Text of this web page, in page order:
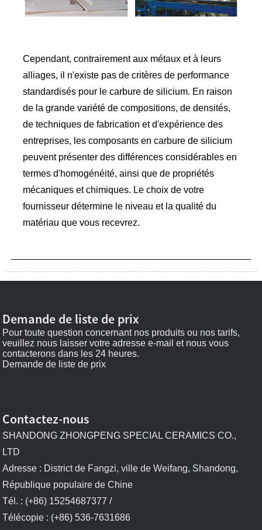
Cependant, contrairement aux métaux et à leurs
alliages, il n'existe pas de critères de performance
standardisés pour le carbure de silicium. En raison
de la grande variété de compositions, de densités,
de techniques de fabrication et d'expérience des
entreprises, les composants en carbure de silicium
peuvent présenter des différences considérables en
termes d'homogénéité, ainsi que de propriétés
mécaniques et chimiques. Le choix de votre
fournisseur détermine le niveau et la qualité du
matériau que vous recevrez.
Demande de liste de prix
Pour toute question concernant nos produits ou nos tarifs,
veuillez nous laisser votre adresse e-mail et nous vous
contacterons dans les 24 heures.
Demande de liste de prix
Contactez-nous
SHANDONG ZHONGPENG SPECIAL CERAMICS CO.,
LTD
Adresse : District de Fangzi, ville de Weifang, Shandong,
République populaire de Chine
Tél. : (+86) 15254687377 /
Télécopie : (+86) 536-7631686